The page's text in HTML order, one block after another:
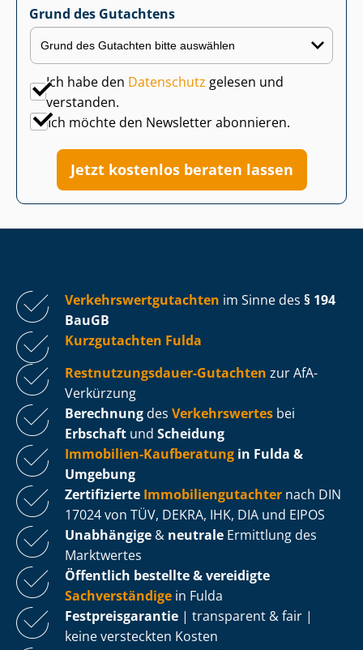
Grund des Gutachtens
Ich habe den Datenschutz gelesen und
verstanden.
Ich möchte den Newsletter abonnieren.
Jetzt kostenlos beraten lassen
Ver­kehrs­wert­gut­ach­ten im Sinne des § 194
BauGB
Kurzgutachten Fulda
Rest­nut­zungs­dau­er-Gutachten zur AfA-
Verkürzung
Berechnung des Verkehrswertes bei
Erbschaft und Scheidung
Immobilien-Kaufberatung in Fulda &
Umgebung
Zertifizierte Im­mo­bi­li­en­gut­ach­ter nach DIN
17024 von TÜV, DEKRA, IHK, DIA und EIPOS
Unabhängige & neutrale Ermittlung des
Marktwertes
Öffentlich bestellte & vereidigte
Sachverständige in Fulda
Fest­preis­ga­ran­tie | transparent & fair |
keine versteckten Kosten